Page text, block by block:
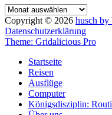
Archiv
Copyright © 2026 husch by
Datenschutzerklärung
Theme: Gridalicious Pro
Startseite
Reisen
Ausflüge
Computer
Königsdisziplin: